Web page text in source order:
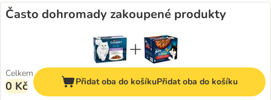
Často dohromady zakoupené produkty
Celkem
0 Kč Přidat oba do košíkuPřidat oba do košíku